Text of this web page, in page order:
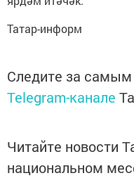
Татар-информ
Следите за
Telegram-канале
Читайте новости
национальном